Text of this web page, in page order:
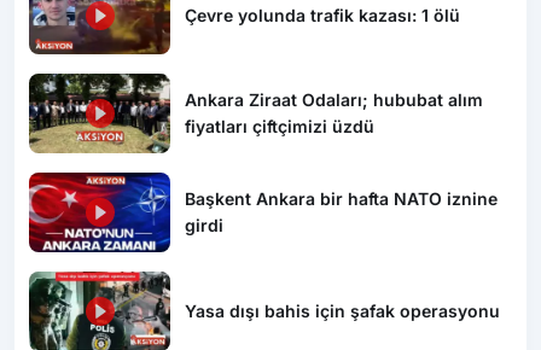
Çevre yolunda trafik kazası: 1 ölü
Ankara Ziraat Odaları; hububat alım
fiyatları çiftçimizi üzdü
Başkent Ankara bir hafta NATO iznine
girdi
Yasa dışı bahis için şafak operasyonu